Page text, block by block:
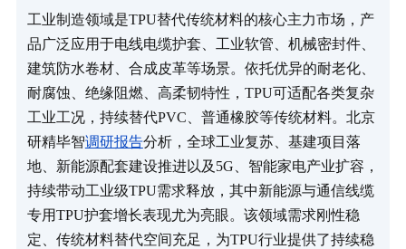
工业制造领域是TPU替代传统材料的核心主力市场，产
品广泛应用于电线电缆护套、工业软管、机械密封件、
建筑防水卷材、合成皮革等场景。依托优异的耐老化、
耐腐蚀、绝缘阻燃、高柔韧特性，TPU可适配各类复杂
工业工况，持续替代PVC、普通橡胶等传统材料。北京
研精毕智调研报告分析，全球工业复苏、基建项目落
地、新能源配套建设推进以及5G、智能家电产业扩容，
持续带动工业级TPU需求释放，其中新能源与通信线缆
专用TPU护套增长表现尤为亮眼。该领域需求刚性稳
定、传统材料替代空间充足，为TPU行业提供了持续稳